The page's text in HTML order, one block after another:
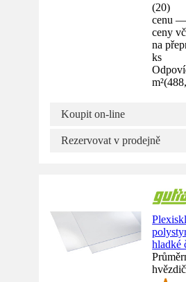
(20)
cenu
ceny
na
ks
m²(
Koupit on-line
Rezervovat v prodejně
hladké